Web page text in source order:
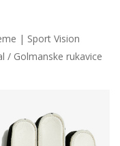
| Sport Vision
Golmanske rukavice